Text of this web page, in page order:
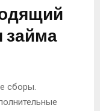
займа
сборы.